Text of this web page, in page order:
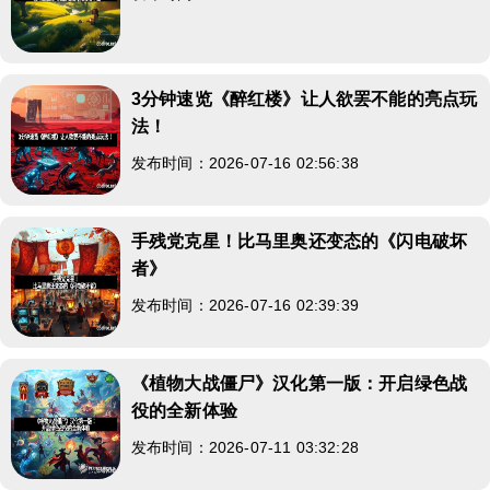
3分钟速览《醉红楼》让人欲罢不能的亮点玩
法！
发布时间：2026-07-16 02:56:38
手残党克星！比马里奥还变态的《闪电破坏
者》
发布时间：2026-07-16 02:39:39
《植物大战僵尸》汉化第一版：开启绿色战
役的全新体验
发布时间：2026-07-11 03:32:28